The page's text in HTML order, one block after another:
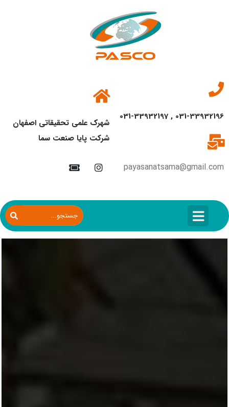
031-33932196 , 031-33932197
payasanatsama@gmail.com
شهرک علمی تحقیقاتی اصفهان
شرکت پایا صنعت سما